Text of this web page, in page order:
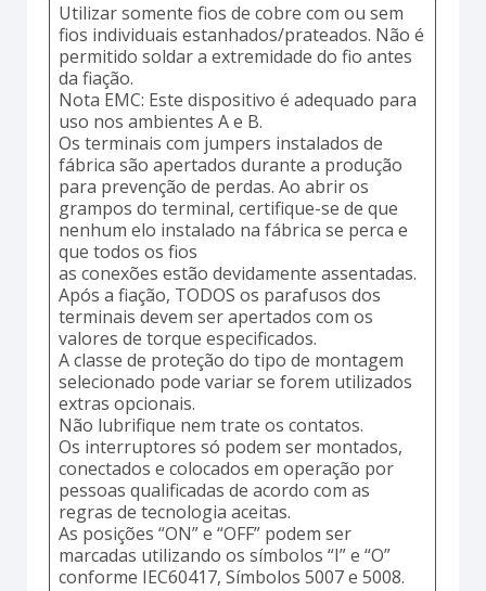
Utilizar somente fios de cobre com ou sem
fios individuais estanhados/prateados. Não é
permitido soldar a extremidade do fio antes
da fiação.
Nota EMC: Este dispositivo é adequado para
uso nos ambientes A e B.
Os terminais com jumpers instalados de
fábrica são apertados durante a produção
para prevenção de perdas. Ao abrir os
grampos do terminal, certifique-se de que
nenhum elo instalado na fábrica se perca e
que todos os fios
as conexões estão devidamente assentadas.
Após a fiação, TODOS os parafusos dos
terminais devem ser apertados com os
valores de torque especificados.
A classe de proteção do tipo de montagem
selecionado pode variar se forem utilizados
extras opcionais.
Não lubrifique nem trate os contatos.
Os interruptores só podem ser montados,
conectados e colocados em operação por
pessoas qualificadas de acordo com as
regras de tecnologia aceitas.
As posições “ON” e “OFF” podem ser
marcadas utilizando os símbolos “I” e “O”
conforme IEC60417, Símbolos 5007 e 5008.